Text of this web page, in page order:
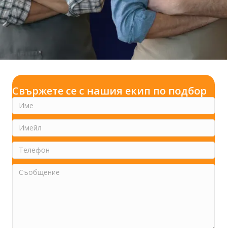
Свържете се с нашия екип по подбор